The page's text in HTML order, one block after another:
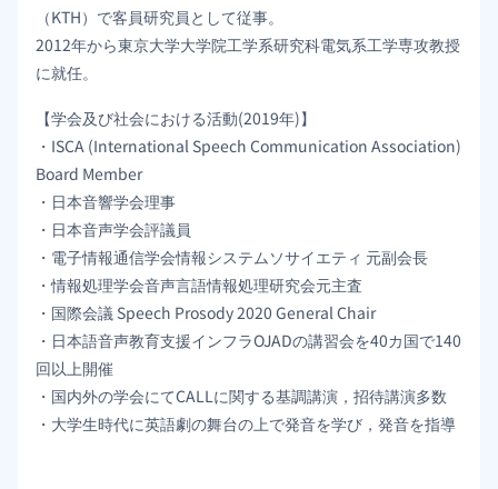
（KTH）で客員研究員として従事。
2012年から東京大学大学院工学系研究科電気系工学専攻教授
に就任。
【学会及び社会における活動(2019年)】
・ISCA (International Speech Communication Association)
Board Member
・日本音響学会理事
・日本音声学会評議員
・電子情報通信学会情報システムソサイエティ 元副会長
・情報処理学会音声言語情報処理研究会元主査
・国際会議 Speech Prosody 2020 General Chair
・日本語音声教育支援インフラOJADの講習会を40カ国で140
回以上開催
・国内外の学会にてCALLに関する基調講演，招待講演多数
・大学生時代に英語劇の舞台の上で発音を学び，発音を指導